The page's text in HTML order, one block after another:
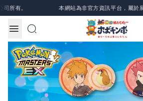
Skip to content
有。 本網站為非官方資訊平台，屬於展